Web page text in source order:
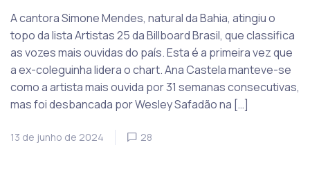
A cantora Simone Mendes, natural da Bahia, atingiu o
topo da lista Artistas 25 da Billboard Brasil, que classifica
as vozes mais ouvidas do país. Esta é a primeira vez que
a ex-coleguinha lidera o chart. Ana Castela manteve-se
como a artista mais ouvida por 31 semanas consecutivas,
mas foi desbancada por Wesley Safadão na […]
13 de junho de 2024 28